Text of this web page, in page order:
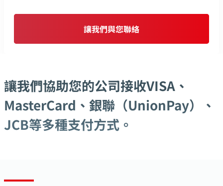
讓我們與您聯絡
讓我們協助您的公司接收VISA、
MasterCard、銀聯（UnionPay）、
JCB等多種支付方式。